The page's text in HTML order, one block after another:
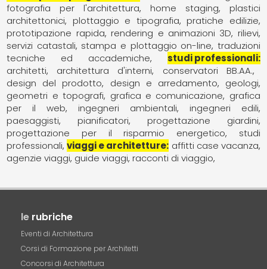
fotografia per l'architettura
home staging
plastici
architettonici
plottaggio e tipografia
pratiche edilizie
prototipazione rapida rendering e animazioni 3D rilievi
servizi catastali stampa e plottaggio on-line traduzioni
tecniche ed accademiche
studi professionali
architetti
architettura d'interni
conservatori BB.AA.
design del prodotto
design e arredamento
geologi
geometri e topografi grafica e comunicazione grafica
per il web
ingegneri ambientali
ingegneri edili
paesaggisti
pianificatori
progettazione giardini
progettazione per il risparmio energetico
studi
professionali viaggi e architetture affitti case vacanza
agenzie viaggi guide viaggi racconti di viaggio
le rubriche
Eventi di Architettura
Corsi di Formazione per Architetti
Concorsi di Architettura